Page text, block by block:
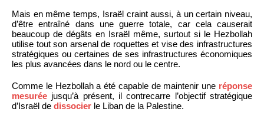
Mais en même temps, Israël craint aussi, à un certain niveau,
d’être entraîné dans une guerre totale, car cela causerait
beaucoup de dégâts en Israël même, surtout si le Hezbollah
utilise tout son arsenal de roquettes et vise des infrastructures
stratégiques ou certaines de ses infrastructures économiques
les plus avancées dans le nord ou le centre.
Comme le Hezbollah a été capable de maintenir une réponse
mesurée jusqu’à présent, il contrecarre l’objectif stratégique
d’Israël de dissocier le Liban de la Palestine.